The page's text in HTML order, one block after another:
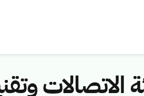
الاتصالات